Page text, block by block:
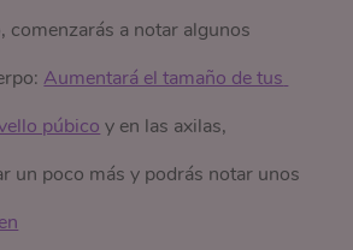
comenzarás a notar algunos
Aumentará el tamaño de tus
púbico y en las axilas,
un poco más y podrás notar unos